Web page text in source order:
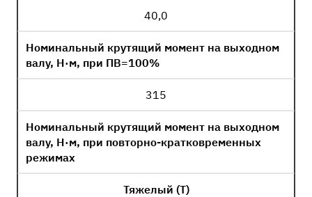
40,0
Номинальный крутящий момент на выходном
валу, Н·м, при ПВ=100%
315
Номинальный крутящий момент на выходном
валу, Н·м, при повторно-кратковременных
режимах
Тяжелый (Т)